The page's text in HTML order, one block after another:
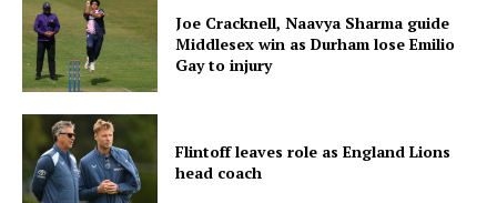
Joe Cracknell, Naavya Sharma guide
Middlesex win as Durham lose Emilio
Gay to injury
Flintoff leaves role as England Lions
head coach